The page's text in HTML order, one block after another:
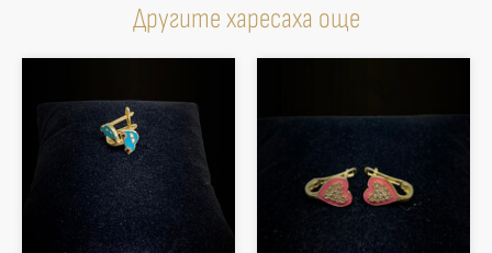
Другите харесаха още